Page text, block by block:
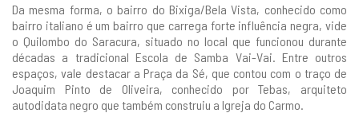
Da mesma forma, o bairro do Bixiga/Bela Vista, conhecido como
bairro italiano é um bairro que carrega forte influência negra, vide
o Quilombo do Saracura, situado no local que funcionou durante
décadas a tradicional Escola de Samba Vai-Vai. Entre outros
espaços, vale destacar a Praça da Sé, que contou com o traço de
Joaquim Pinto de Oliveira, conhecido por Tebas, arquiteto
autodidata negro que também construiu a Igreja do Carmo.